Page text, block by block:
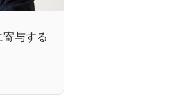
寄与する